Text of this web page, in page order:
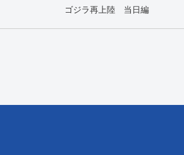
ゴジラ再上陸 当日編